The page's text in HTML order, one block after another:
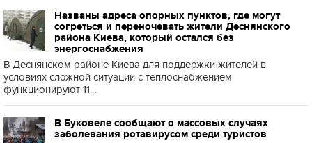
Названы адреса опорных пунктов, где могут
согреться и переночевать жители Деснянского
района Киева, который остался без
энергоснабжения
В Деснянском районе Киева для поддержки жителей в
условиях сложной ситуации с теплоснабжением
функционируют 11...
В Буковеле сообщают о массовых случаях
заболевания ротавирусом среди туристов